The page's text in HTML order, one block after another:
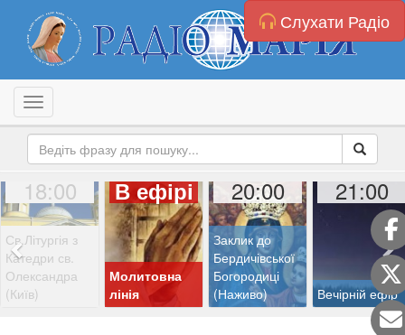
Слухати Радіо
Toggle navigation
18:00
Св.Літургія з
Катедри св.
Олександра
(Київ)
В ефірі
Молитовна
лінія
20:00
Заклик до
Бердичівської
Богородиці
(Наживо)
21:00
Вечірній ефір